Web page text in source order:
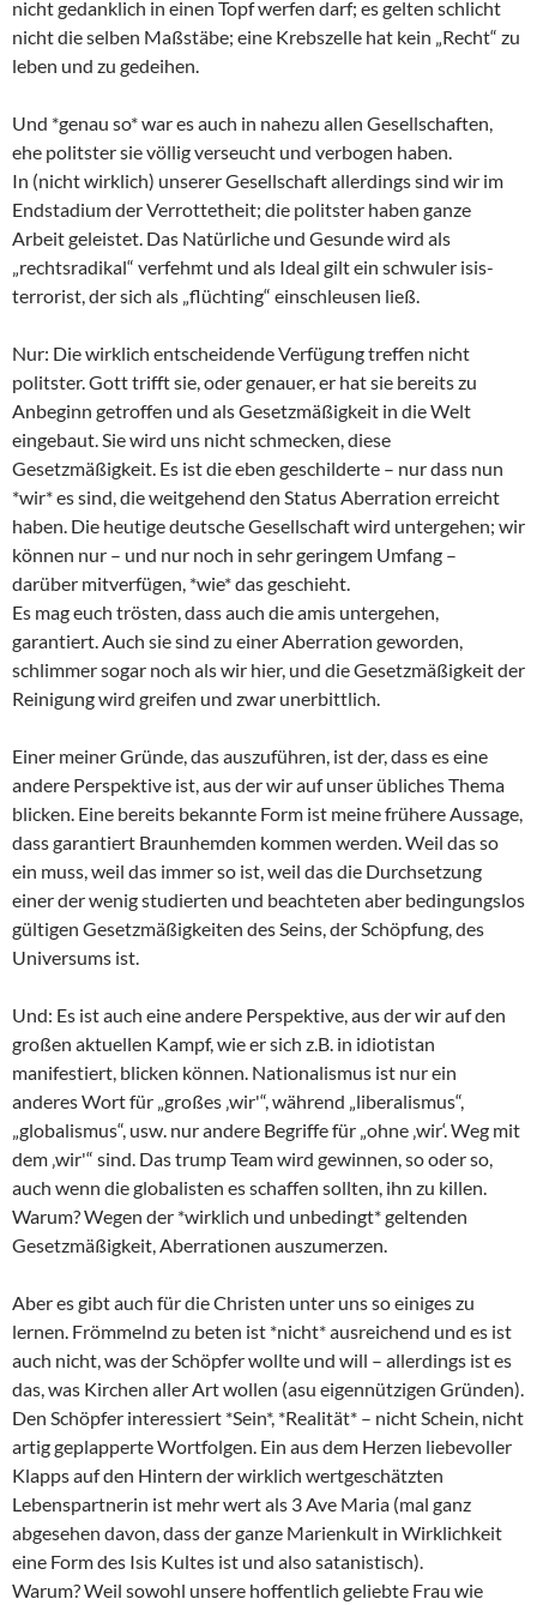
nicht gedanklich in einen Topf werfen darf; es gelten schlicht
nicht die selben Maßstäbe; eine Krebszelle hat kein „Recht“ zu
leben und zu gedeihen.
Und *genau so* war es auch in nahezu allen Gesellschaften,
ehe politster sie völlig verseucht und verbogen haben.
In (nicht wirklich) unserer Gesellschaft allerdings sind wir im
Endstadium der Verrottetheit; die politster haben ganze
Arbeit geleistet. Das Natürliche und Gesunde wird als
„rechtsradikal“ verfehmt und als Ideal gilt ein schwuler isis-
terrorist, der sich als „flüchting“ einschleusen ließ.
Nur: Die wirklich entscheidende Verfügung treffen nicht
politster. Gott trifft sie, oder genauer, er hat sie bereits zu
Anbeginn getroffen und als Gesetzmäßigkeit in die Welt
eingebaut. Sie wird uns nicht schmecken, diese
Gesetzmäßigkeit. Es ist die eben geschilderte – nur dass nun
*wir* es sind, die weitgehend den Status Aberration erreicht
haben. Die heutige deutsche Gesellschaft wird untergehen; wir
können nur – und nur noch in sehr geringem Umfang –
darüber mitverfügen, *wie* das geschieht.
Es mag euch trösten, dass auch die amis untergehen,
garantiert. Auch sie sind zu einer Aberration geworden,
schlimmer sogar noch als wir hier, und die Gesetzmäßigkeit der
Reinigung wird greifen und zwar unerbittlich.
Einer meiner Gründe, das auszuführen, ist der, dass es eine
andere Perspektive ist, aus der wir auf unser übliches Thema
blicken. Eine bereits bekannte Form ist meine frühere Aussage,
dass garantiert Braunhemden kommen werden. Weil das so
ein muss, weil das immer so ist, weil das die Durchsetzung
einer der wenig studierten und beachteten aber bedingungslos
gültigen Gesetzmäßigkeiten des Seins, der Schöpfung, des
Universums ist.
Und: Es ist auch eine andere Perspektive, aus der wir auf den
großen aktuellen Kampf, wie er sich z.B. in idiotistan
manifestiert, blicken können. Nationalismus ist nur ein
anderes Wort für „großes ‚wir'“, während „liberalismus“,
„globalismus“, usw. nur andere Begriffe für „ohne ‚wir‘. Weg mit
dem ‚wir'“ sind. Das trump Team wird gewinnen, so oder so,
auch wenn die globalisten es schaffen sollten, ihn zu killen.
Warum? Wegen der *wirklich und unbedingt* geltenden
Gesetzmäßigkeit, Aberrationen auszumerzen.
Aber es gibt auch für die Christen unter uns so einiges zu
lernen. Frömmelnd zu beten ist *nicht* ausreichend und es ist
auch nicht, was der Schöpfer wollte und will – allerdings ist es
das, was Kirchen aller Art wollen (asu eigennützigen Gründen).
Den Schöpfer interessiert *Sein*, *Realität* – nicht Schein, nicht
artig geplapperte Wortfolgen. Ein aus dem Herzen liebevoller
Klapps auf den Hintern der wirklich wertgeschätzten
Lebenspartnerin ist mehr wert als 3 Ave Maria (mal ganz
abgesehen davon, dass der ganze Marienkult in Wirklichkeit
eine Form des Isis Kultes ist und also satanistisch).
Warum? Weil sowohl unsere hoffentlich geliebte Frau wie